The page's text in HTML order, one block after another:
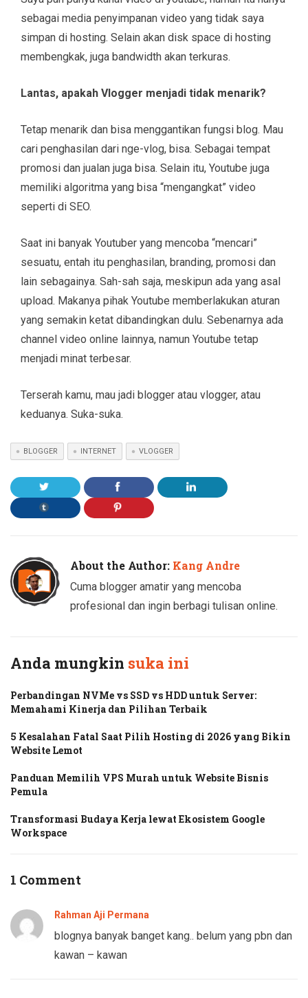
sebagai media penyimpanan video yang tidak saya
simpan di hosting. Selain akan disk space di hosting
membengkak, juga bandwidth akan terkuras.
Lantas, apakah Vlogger menjadi tidak menarik?
Tetap menarik dan bisa menggantikan fungsi blog. Mau
cari penghasilan dari nge-vlog, bisa. Sebagai tempat
promosi dan jualan juga bisa. Selain itu, Youtube juga
memiliki algoritma yang bisa “mengangkat” video
seperti di SEO.
Saat ini banyak Youtuber yang mencoba “mencari”
sesuatu, entah itu penghasilan, branding, promosi dan
lain sebagainya. Sah-sah saja, meskipun ada yang asal
upload. Makanya pihak Youtube memberlakukan aturan
yang semakin ketat dibandingkan dulu. Sebenarnya ada
channel video online lainnya, namun Youtube tetap
menjadi minat terbesar.
Terserah kamu, mau jadi blogger atau vlogger, atau
keduanya. Suka-suka.
BLOGGER INTERNET VLOGGER
About the Author: Kang Andre
Cuma blogger amatir yang mencoba
profesional dan ingin berbagi tulisan online.
Anda mungkin suka ini
Perbandingan NVMe vs SSD vs HDD untuk Server:
Memahami Kinerja dan Pilihan Terbaik
5 Kesalahan Fatal Saat Pilih Hosting di 2026 yang Bikin
Website Lemot
Panduan Memilih VPS Murah untuk Website Bisnis
Pemula
Transformasi Budaya Kerja lewat Ekosistem Google
Workspace
1 Comment
Rahman Aji Permana
blognya banyak banget kang.. belum yang pbn dan
kawan – kawan